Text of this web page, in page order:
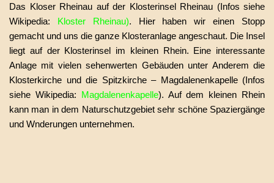
Das Kloser Rheinau auf der Klosterinsel Rheinau (Infos siehe
Wikipedia: Kloster Rheinau). Hier haben wir einen Stopp
gemacht und uns die ganze Klosteranlage angeschaut. Die Insel
liegt auf der Klosterinsel im kleinen Rhein. Eine interessante
Anlage mit vielen sehenwerten Gebäuden unter Anderem die
Klosterkirche und die Spitzkirche – Magdalenenkapelle (Infos
siehe Wikipedia: Magdalenenkapelle). Auf dem kleinen Rhein
kann man in dem Naturschutzgebiet sehr schöne Spaziergänge
und Wnderungen unternehmen.